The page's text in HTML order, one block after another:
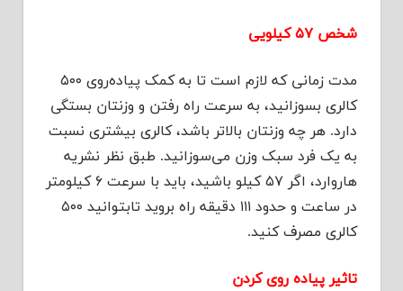
شخص ۵۷ کیلویی
مدت زمانی که لازم است تا به کمک پیاده‌روی ۵۰۰
کالری بسوزانید، به سرعت راه رفتن و وزنتان بستگی
دارد. هر چه وزنتان بالاتر باشد، کالری بیشتری نسبت
به یک فرد سبک وزن می‌سوزانید. طبق نظر نشریه
هاروارد، اگر ۵۷ کیلو باشید، باید با سرعت ۶ کیلومتر
در ساعت و حدود ۱۱۱ دقیقه راه بروید تابتوانید ۵۰۰
کالری مصرف کنید.
تاثیر پیاده روی کردن